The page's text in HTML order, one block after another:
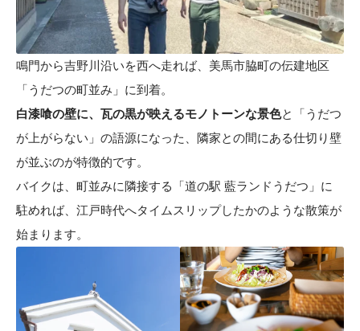
鳴門から吉野川沿いを西へ走れば、美馬市脇町の伝建地区
「うだつの町並み」に到着。
白漆喰の壁に、瓦の黒が映えるモノトーンな景色と「うだつ
が上がらない」の語源になった、隣家との間にある仕切り壁
が並ぶのが特徴的です。
バイクは、町並みに隣接する「道の駅 藍ランドうだつ」に
駐めれば、江戸時代へタイムスリップしたかのような散策が
始まります。